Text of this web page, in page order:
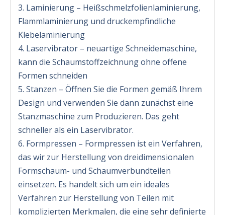
3. Laminierung – Heißschmelzfolienlaminierung,
Flammlaminierung und druckempfindliche
Klebelaminierung
4. Laservibrator – neuartige Schneidemaschine,
kann die Schaumstoffzeichnung ohne offene
Formen schneiden
5. Stanzen – Öffnen Sie die Formen gemäß Ihrem
Design und verwenden Sie dann zunächst eine
Stanzmaschine zum Produzieren. Das geht
schneller als ein Laservibrator.
6. Formpressen – Formpressen ist ein Verfahren,
das wir zur Herstellung von dreidimensionalen
Formschaum- und Schaumverbundteilen
einsetzen. Es handelt sich um ein ideales
Verfahren zur Herstellung von Teilen mit
komplizierten Merkmalen, die eine sehr definierte